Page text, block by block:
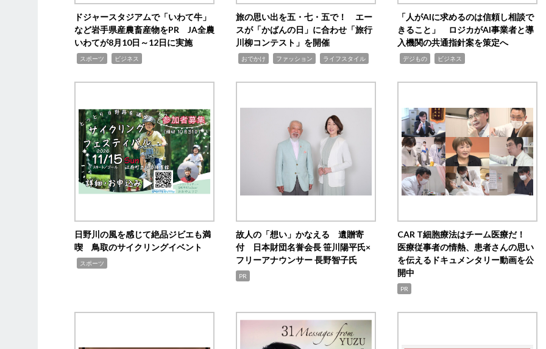
ドジャースタジアムで「いわて牛」
など岩手県産農畜産物をPR JA全農
いわてが8月10日～12日に実施
スポーツ ビジネス
旅の思い出を五・七・五で！ エー
スが「かばんの日」に合わせ「旅行
川柳コンテスト」を開催
おでかけ ファッション ライフスタイル
「人がAIに求めるのは信頼し相談で
きること」 ロジカがAI事業者と導
入機関の共通指針案を策定へ
デジもの ビジネス
日野川の風を感じて絶品ジビエも満
喫 鳥取のサイクリングイベント
スポーツ
故人の「想い」かなえる 遺贈寄
付 日本財団名誉会長 笹川陽平氏×
フリーアナウンサー 長野智子氏
PR
CAR T細胞療法はチーム医療だ！
医療従事者の情熱、患者さんの思い
を伝えるドキュメンタリー動画を公
開中
PR